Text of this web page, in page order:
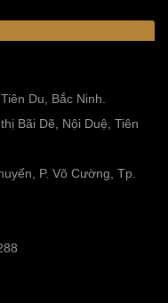
Du, Bắc Ninh.
Bãi Dẽ, Nội Duệ, Tiên
P. Võ Cường, Tp.